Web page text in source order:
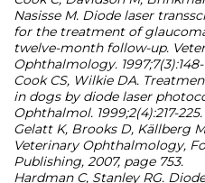
Nasisse M. Diode laser
for the treatment of
twelve-month follow-up.
Ophthalmology. 1997;7(3):148-
Cook CS, Wilkie DA.
in dogs by diode laser
Ophthalmol. 1999;2(4):217-225.
Gelatt K, Brooks D, Källberg
Veterinary Ophthalmology,
Publishing, 2007, page 753.
Hardman C, Stanley RG.